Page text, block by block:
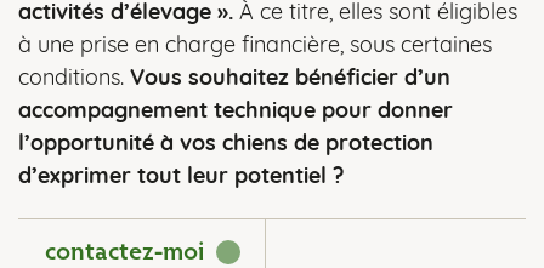
activités d’élevage ». À ce titre, elles sont éligibles
à une prise en charge financière, sous certaines
conditions. Vous souhaitez bénéficier d’un
accompagnement technique pour donner
l’opportunité à vos chiens de protection
d’exprimer tout leur potentiel ?
contactez-moi